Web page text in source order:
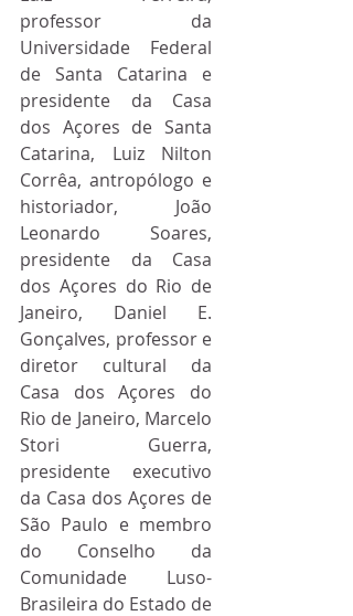
professor da
Universidade Federal
de Santa Catarina e
presidente da Casa
dos Açores de Santa
Catarina, Luiz Nilton
Corrêa, antropólogo e
historiador, João
Leonardo Soares,
presidente da Casa
dos Açores do Rio de
Janeiro, Daniel E.
Gonçalves, professor e
diretor cultural da
Casa dos Açores do
Rio de Janeiro, Marcelo
Stori Guerra,
presidente executivo
da Casa dos Açores de
São Paulo e membro
do Conselho da
Comunidade Luso-
Brasileira do Estado de